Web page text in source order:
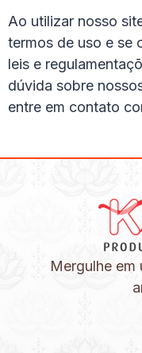
Ao utilizar nosso
termos de uso e se
leis e
dúvida sobre
entre em contato
Mergulhe em